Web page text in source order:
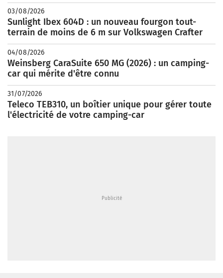
03/08/2026
Sunlight Ibex 604D : un nouveau fourgon tout-
terrain de moins de 6 m sur Volkswagen Crafter
04/08/2026
Weinsberg CaraSuite 650 MG (2026) : un camping-
car qui mérite d'être connu
31/07/2026
Teleco TEB310, un boîtier unique pour gérer toute
l'électricité de votre camping-car